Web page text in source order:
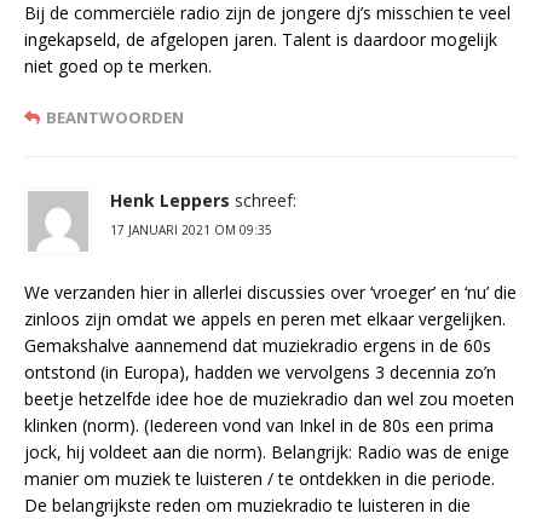
Bij de commerciële radio zijn de jongere dj’s misschien te veel
ingekapseld, de afgelopen jaren. Talent is daardoor mogelijk
niet goed op te merken.
BEANTWOORDEN
Henk Leppers schreef:
17 JANUARI 2021 OM 09:35
We verzanden hier in allerlei discussies over ‘vroeger’ en ‘nu’ die
zinloos zijn omdat we appels en peren met elkaar vergelijken.
Gemakshalve aannemend dat muziekradio ergens in de 60s
ontstond (in Europa), hadden we vervolgens 3 decennia zo’n
beetje hetzelfde idee hoe de muziekradio dan wel zou moeten
klinken (norm). (Iedereen vond van Inkel in de 80s een prima
jock, hij voldeet aan die norm). Belangrijk: Radio was de enige
manier om muziek te luisteren / te ontdekken in die periode.
De belangrijkste reden om muziekradio te luisteren in die